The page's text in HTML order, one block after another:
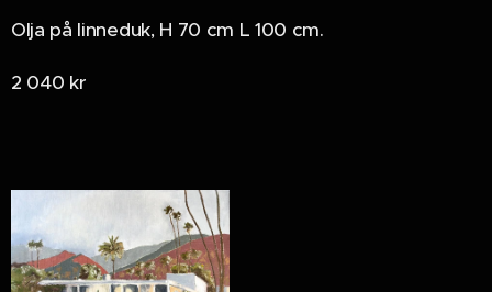
Olja på linneduk, H 70 cm L 100 cm.
2 040 kr